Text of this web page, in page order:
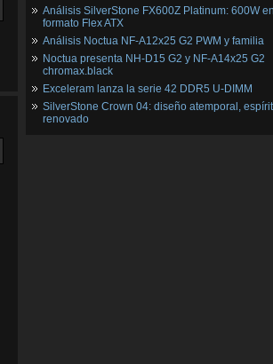
Análisis SilverStone FX600Z Platinum: 600W
formato Flex ATX
Análisis Noctua NF-A12x25 G2 PWM y familia
Noctua presenta NH-D15 G2 y NF-A14x25 G2
chromax.black
Exceleram lanza la serie 42 DDR5 U-DIMM
SilverStone Crown 04: diseño atemporal,
renovado